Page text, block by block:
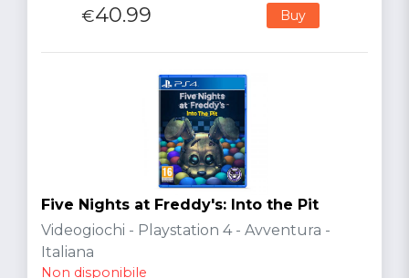
€40.99 Buy
Five Nights at Freddy's: Into the Pit
Videogiochi - Playstation 4 - Avventura -
Italiana
Non disponibile